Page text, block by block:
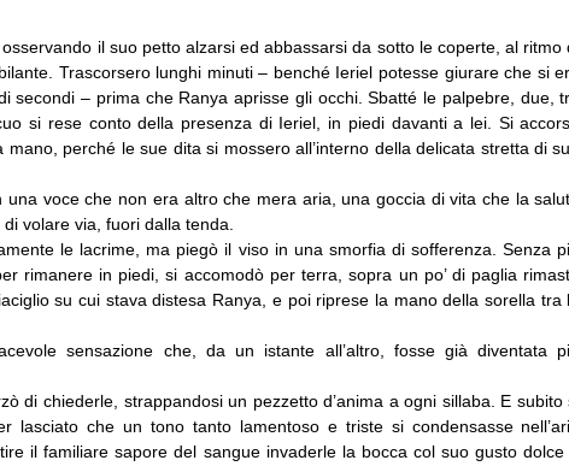
osservando il suo petto alzarsi ed abbassarsi da sotto le coperte, al ritmo
Trascorsero lunghi minuti – benché Ieriel potesse giurare che si
secondi – prima che Ranya aprisse gli occhi. Sbatté le palpebre, due,
si rese conto della presenza di Ieriel, in piedi davanti a lei. Si
mano, perché le sue dita si mossero all’interno della delicata stretta di
voce che non era altro che mera aria, una goccia di vita che la
volare via, fuori dalla tenda.
le lacrime, ma piegò il viso in una smorfia di sofferenza. Senza
rimanere in piedi, si accomodò per terra, sopra un po’ di paglia
su cui stava distesa Ranya, e poi riprese la mano della sorella tra
sensazione che, da un istante all’altro, fosse già diventata
di chiederle, strappandosi un pezzetto d’anima a ogni sillaba. E subito
lasciato che un tono tanto lamentoso e triste si condensasse
il familiare sapore del sangue invaderle la bocca col suo gusto dolce